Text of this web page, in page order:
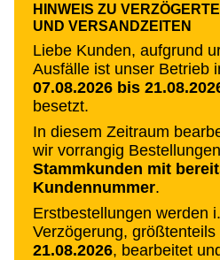
HINWEIS ZU
UND VERSANDZEITEN
Liebe Kunden, aufgrund
Ausfälle ist unser Betrieb
07.08.2026 bis
besetzt.
In diesem Zeitraum
wir vorrangig
Stammkunden mit
Kundennummer.
Erstbestellungen werden
Verzögerung,
21.08.2026, bearbeitet